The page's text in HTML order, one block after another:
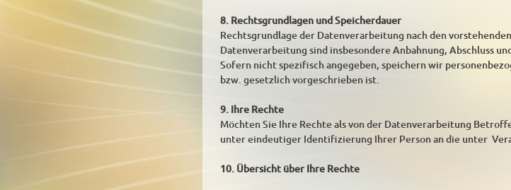
8. Rechtsgrundlagen und Speicherdauer
Rechtsgrundlage der Datenverarbeitung nach den
Datenverarbeitung sind insbesondere Anbahnung, Abschluss
Sofern nicht spezifisch angegeben, speichern wir
bzw. gesetzlich vorgeschrieben ist.
9. Ihre Rechte
Möchten Sie Ihre Rechte als von der Datenverarbeitung
unter eindeutiger Identifizierung Ihrer Person an die unter
10. Übersicht über Ihre Rechte